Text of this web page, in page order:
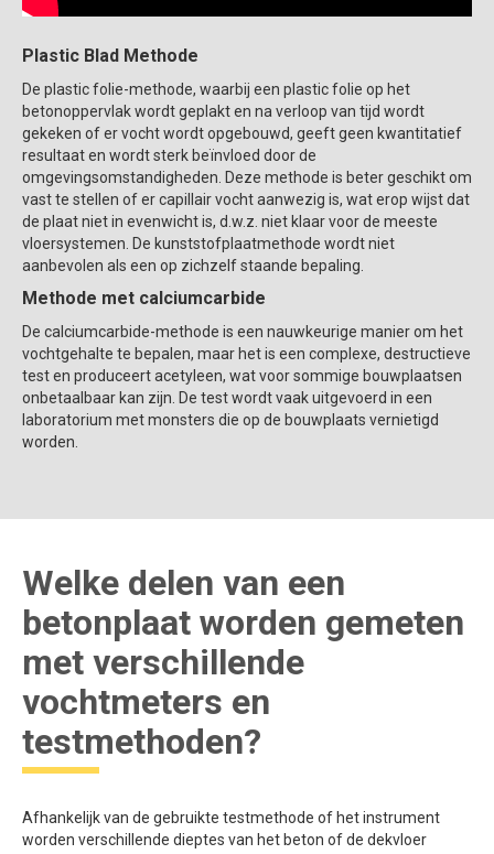
Plastic Blad Methode
De plastic folie-methode, waarbij een plastic folie op het
betonoppervlak wordt geplakt en na verloop van tijd wordt
gekeken of er vocht wordt opgebouwd, geeft geen kwantitatief
resultaat en wordt sterk beïnvloed door de
omgevingsomstandigheden. Deze methode is beter geschikt om
vast te stellen of er capillair vocht aanwezig is, wat erop wijst dat
de plaat niet in evenwicht is, d.w.z. niet klaar voor de meeste
vloersystemen. De kunststofplaatmethode wordt niet
aanbevolen als een op zichzelf staande bepaling.
Methode met calciumcarbide
De calciumcarbide-methode is een nauwkeurige manier om het
vochtgehalte te bepalen, maar het is een complexe, destructieve
test en produceert acetyleen, wat voor sommige bouwplaatsen
onbetaalbaar kan zijn. De test wordt vaak uitgevoerd in een
laboratorium met monsters die op de bouwplaats vernietigd
worden.
Welke delen van een
betonplaat worden gemeten
met verschillende
vochtmeters en
testmethoden?
Afhankelijk van de gebruikte testmethode of het instrument
worden verschillende dieptes van het beton of de dekvloer